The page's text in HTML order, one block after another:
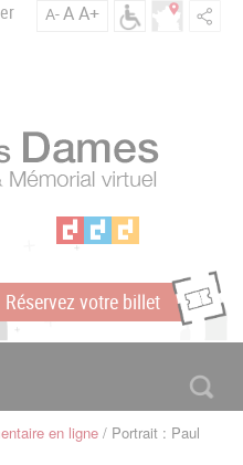
A-AA+
i
n
a
m
e
Réservez votre billet
en ligne Portrait : Paul